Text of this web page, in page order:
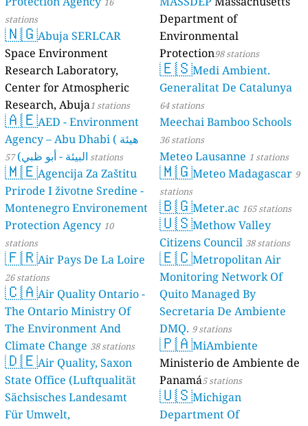
stations
🇳🇬Abuja SERLCAR
Space Environment
Research Laboratory,
Center for Atmospheric
Research, Abuja1 stations
🇦🇪AED - Environment
Agency – Abu Dhabi ( هيئة
البيئة - أبو ظبي) 57 stations
🇲🇪Agencija Za Zaštitu
Prirode I životne Sredine -
Montenegro Environement
Protection Agency 10
stations
🇫🇷Air Pays De La Loire
26 stations
🇨🇦Air Quality Ontario -
The Ontario Ministry Of
The Environment And
Climate Change 38 stations
🇩🇪Air Quality, Saxon
State Office (Luftqualität
Sächsisches Landesamt
Für Umwelt,
Department of
Environmental
Protection98 stations
🇪🇸Medi Ambient.
Generalitat De Catalunya
64 stations
Meechai Bamboo Schools
36 stations
Meteo Lausanne 1 stations
🇲🇬Meteo Madagascar 9
stations
🇧🇬Meter.ac 165 stations
🇺🇸Methow Valley
Citizens Council 38 stations
🇪🇨Metropolitan Air
Monitoring Network Of
Quito Managed By
Secretaria De Ambiente
DMQ. 9 stations
🇵🇦MiAmbiente
Ministerio de Ambiente de
Panamá5 stations
🇺🇸Michigan
Department Of